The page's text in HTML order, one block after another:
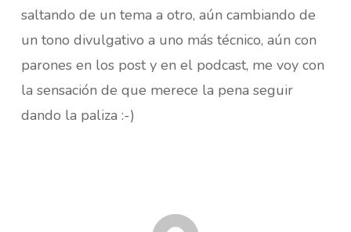
saltando de un tema a otro, aún cambiando de
un tono divulgativo a uno más técnico, aún con
parones en los post y en el podcast, me voy con
la sensación de que merece la pena seguir
dando la paliza :-)